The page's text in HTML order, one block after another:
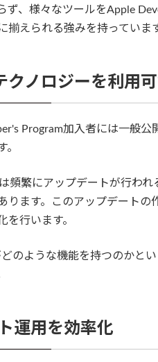
ず、様々なツールをApple
揃えられる強みを持っていま
クノロジーを利用
Program加入者には一般
。
頻繁にアップデートが行わ
ります。このアップデート
を行います。
のような機能を持つのかと
運用を効率化